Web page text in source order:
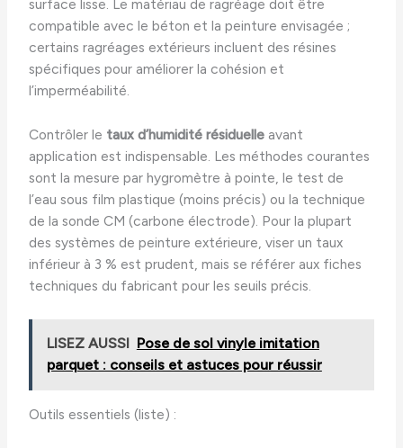
surface lisse. Le matériau de ragréage doit être
compatible avec le béton et la peinture envisagée ;
certains ragréages extérieurs incluent des résines
spécifiques pour améliorer la cohésion et
l’imperméabilité.
Contrôler le taux d’humidité résiduelle avant
application est indispensable. Les méthodes courantes
sont la mesure par hygromètre à pointe, le test de
l’eau sous film plastique (moins précis) ou la technique
de la sonde CM (carbone électrode). Pour la plupart
des systèmes de peinture extérieure, viser un taux
inférieur à 3 % est prudent, mais se référer aux fiches
techniques du fabricant pour les seuils précis.
LISEZ AUSSI Pose de sol vinyle imitation
parquet : conseils et astuces pour réussir
Outils essentiels (liste) :